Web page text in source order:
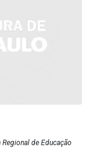
de Educação